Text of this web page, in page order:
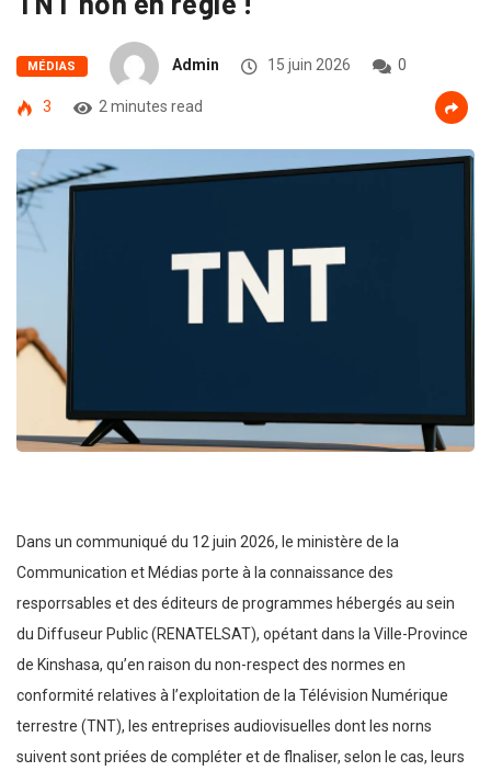
MÉDIAS Admin 15 juin 2026 0
3 2 minutes read
Dans un communiqué du 12 juin 2026, le ministère de la
Communication et Médias porte à la connaissance des
resporrsables et des éditeurs de programmes hébergés au sein
du Diffuseur Public (RENATELSAT), opétant dans la Ville-Province
de Kinshasa, qu’en raison du non-respect des normes en
conformité relatives à I’exploitation de la Télévision Numérique
terrestre (TNT), les entreprises audiovisuelles dont les norns
suivent sont priées de compléter et de flnaliser, selon le cas, leurs